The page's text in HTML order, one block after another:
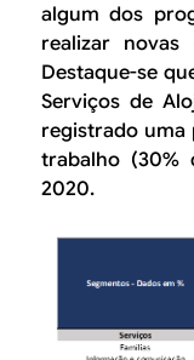
algum dos
realizar novas
Destaque-se
Serviços de
registrado uma
trabalho (30%
2020.